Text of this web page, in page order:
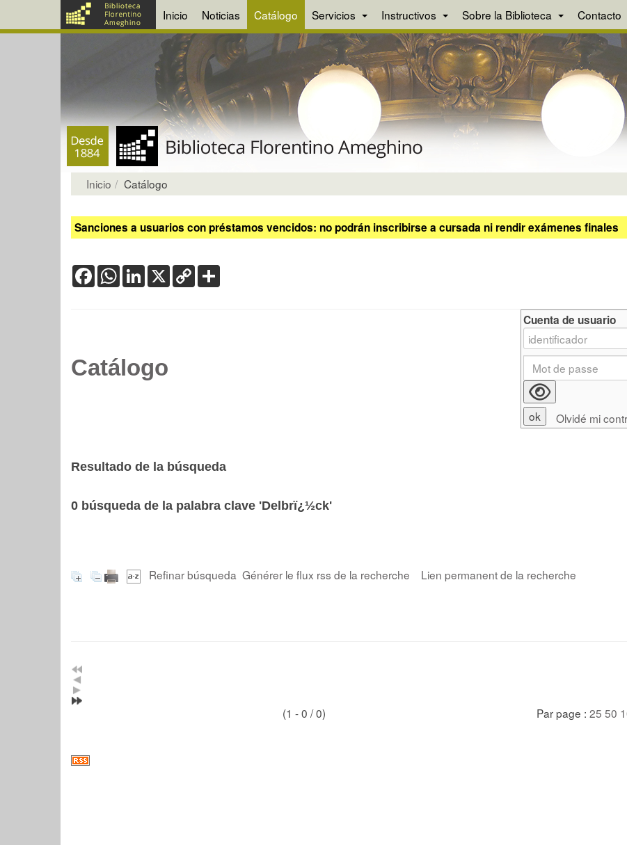
Inicio Noticias Catálogo Servicios Instructivos Sobre la Biblioteca Contacto
Inicio Catálogo
Sanciones a usuarios con préstamos vencidos: no podrán inscribirse a cursada ni rendir exámenes finales
FacebookWhatsApp
LinkedIn
X Copy
Link
Catálogo
Resultado de la búsqueda
0 búsqueda de la palabra clave 'Delbrï¿½ck'
Refinar búsqueda Générer le flux rss de la recherche Lien permanent de la recherche
(1 - 0 / 0) Par page : 25 50
Cuenta de usuario
Olvidé mi